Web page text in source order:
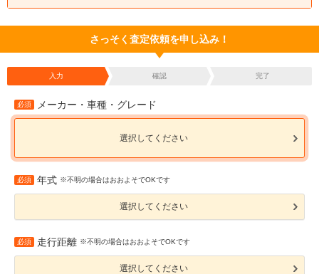
さっそく査定依頼を申し込み！
入力 確認 完了
必須 メーカー・車種・グレード
選択してください
必須 年式 ※不明の場合はおおよそでOKです
選択してください
必須 走行距離 ※不明の場合はおおよそでOKです
選択してください